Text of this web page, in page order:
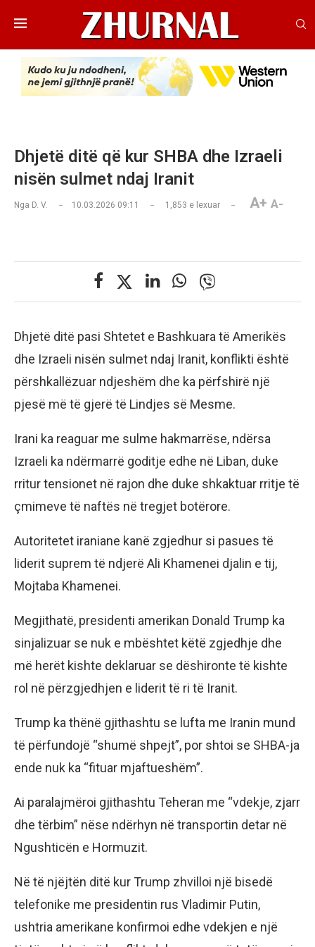
Dhjetë ditë që kur SHBA dhe Izraeli
nisën sulmet ndaj Iranit
Nga D. V. 10.03.2026 09:11 1,853 e lexuar A+ A-
Dhjetë ditë pasi Shtetet e Bashkuara të Amerikës
dhe Izraeli nisën sulmet ndaj Iranit, konflikti është
përshkallëzuar ndjeshëm dhe ka përfshirë një
pjesë më të gjerë të Lindjes së Mesme.
Irani ka reaguar me sulme hakmarrëse, ndërsa
Izraeli ka ndërmarrë goditje edhe në Liban, duke
rritur tensionet në rajon dhe duke shkaktuar rritje të
çmimeve të naftës në tregjet botërore.
Autoritetet iraniane kanë zgjedhur si pasues të
liderit suprem të ndjerë Ali Khamenei djalin e tij,
Mojtaba Khamenei.
Megjithatë, presidenti amerikan Donald Trump ka
sinjalizuar se nuk e mbështet këtë zgjedhje dhe
më herët kishte deklaruar se dëshironte të kishte
rol në përzgjedhjen e liderit të ri të Iranit.
Trump ka thënë gjithashtu se lufta me Iranin mund
të përfundojë “shumë shpejt”, por shtoi se SHBA-ja
ende nuk ka “fituar mjaftueshëm”.
Ai paralajmëroi gjithashtu Teheran me “vdekje, zjarr
dhe tërbim” nëse ndërhyn në transportin detar në
Ngushticën e Hormuzit.
Në të njëjtën ditë kur Trump zhvilloi një bisedë
telefonike me presidentin rus Vladimir Putin,
ushtria amerikane konfirmoi edhe vdekjen e një